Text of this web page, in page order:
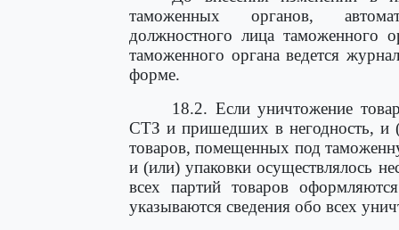
таможенных органов,
должностного лица таможенного
таможенного органа ведется
форме.
18.2. Если уничтожение
СТЗ и пришедших в негодность, и
товаров, помещенных под
и (или) упаковки осуществлялось
всех партий товаров
указываются сведения обо всех